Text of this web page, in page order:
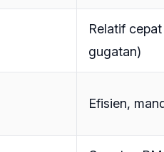
Relatif
gugatan)
Efisien,